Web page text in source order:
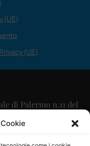
(UE)
(UE)
di Palermo n.11 del